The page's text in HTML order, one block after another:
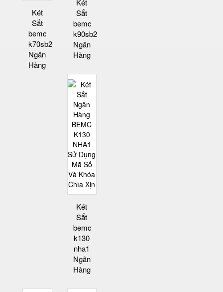
Két
Sắt
bemc
k70sb2
Ngân
Hàng
Két
Sắt
bemc
k90sb2
Ngân
Hàng
Két
Sắt
bemc
k130
nha1
Ngân
Hàng